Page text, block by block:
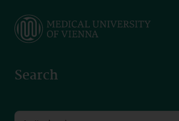
main
Search